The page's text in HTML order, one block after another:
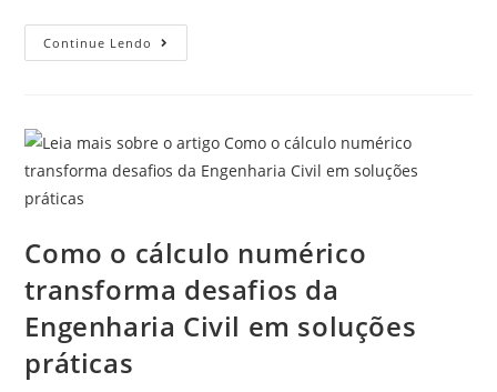
Continue Lendo
Como o cálculo numérico
transforma desafios da
Engenharia Civil em soluções
práticas